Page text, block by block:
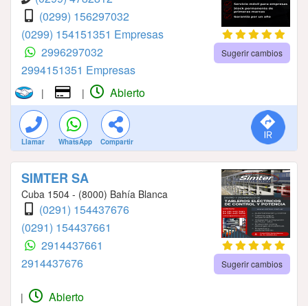
(0299) 156297032
(0299) 154151351 Empresas
2996297032
2994151351 Empresas
Sugerir cambios
| | Abierto
Llamar WhatsApp Compartir
SIMTER SA
Cuba 1504 - (8000) Bahía Blanca
(0291) 154437676
(0291) 154437661
2914437661
2914437676
Sugerir cambios
| Abierto